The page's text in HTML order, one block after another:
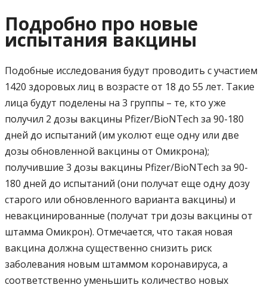
Подробно про новые
испытания вакцины
Подобные исследования будут проводить с участием
1420 здоровых лиц в возрасте от 18 до 55 лет. Такие
лица будут поделены на 3 группы – те, кто уже
получил 2 дозы вакцины Pfizer/BioNTech за 90-180
дней до испытаний (им уколют еще одну или две
дозы обновленной вакцины от Омикрона);
получившие 3 дозы вакцины Pfizer/BioNTech за 90-
180 дней до испытаний (они получат еще одну дозу
старого или обновленного варианта вакцины) и
невакцинированные (получат три дозы вакцины от
штамма Омикрон). Отмечается, что такая новая
вакцина должна существенно снизить риск
заболевания новым штаммом коронавируса, а
соответственно уменьшить количество новых